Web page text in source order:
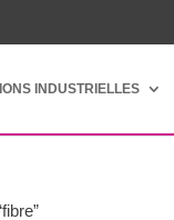
INDUSTRIELLES